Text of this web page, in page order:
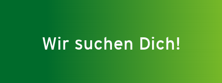
Wir suchen Dich!